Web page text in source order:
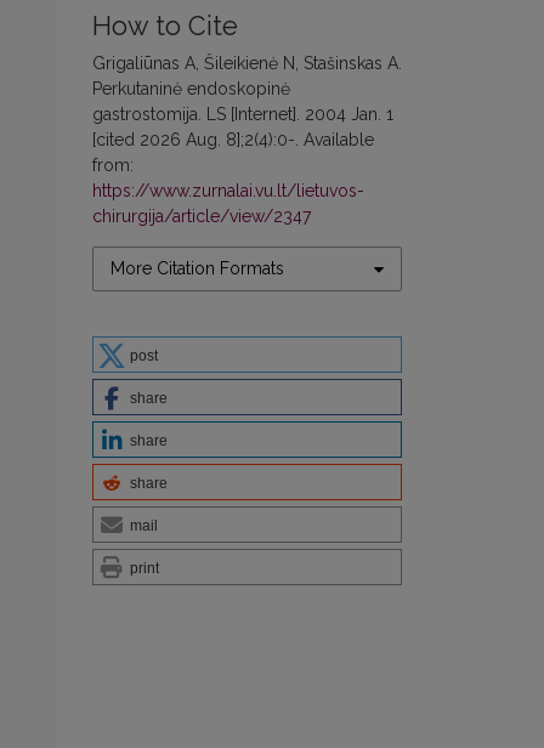
How to Cite
Grigaliūnas A, Šileikienė N, Stašinskas A.
Perkutaninė endoskopinė
gastrostomija. LS [Internet]. 2004 Jan. 1
[cited 2026 Aug. 8];2(4):0-. Available
from:
https://www.zurnalai.vu.lt/lietuvos-
chirurgija/article/view/2347
More Citation Formats
post
share
share
share
mail
print